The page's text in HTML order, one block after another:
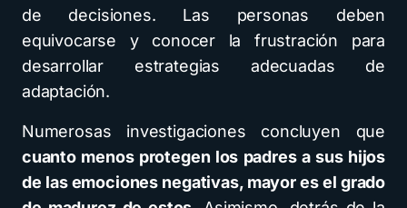
de decisiones. Las personas deben
equivocarse y conocer la frustración para
desarrollar estrategias adecuadas de
adaptación.
Numerosas investigaciones concluyen que
cuanto menos protegen los padres a sus hijos
de las emociones negativas, mayor es el grado